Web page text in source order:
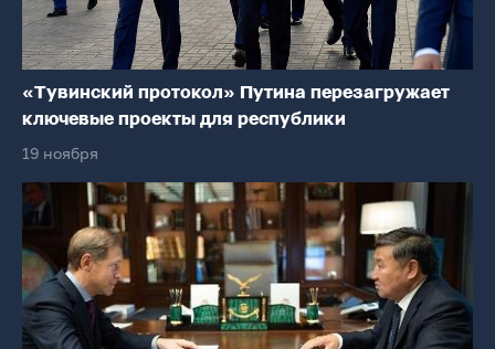
«Тувинский протокол» Путина перезагружает
ключевые проекты для республики
19 ноября